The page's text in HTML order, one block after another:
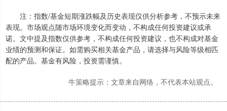
注：指数/基金短期涨跌幅及历史表现仅供分析参考，不预示未来
表现。市场观点随市场环境变化而变动，不构成任何投资建议或承
诺。文中提及指数仅供参考，不构成任何投资建议，也不构成对基金
业绩的预测和保证。如需购买相关基金产品，请选择与风险等级相匹
配的产品。基金有风险，投资需谨慎。
牛策略提示：文章来自网络，不代表本站观点。